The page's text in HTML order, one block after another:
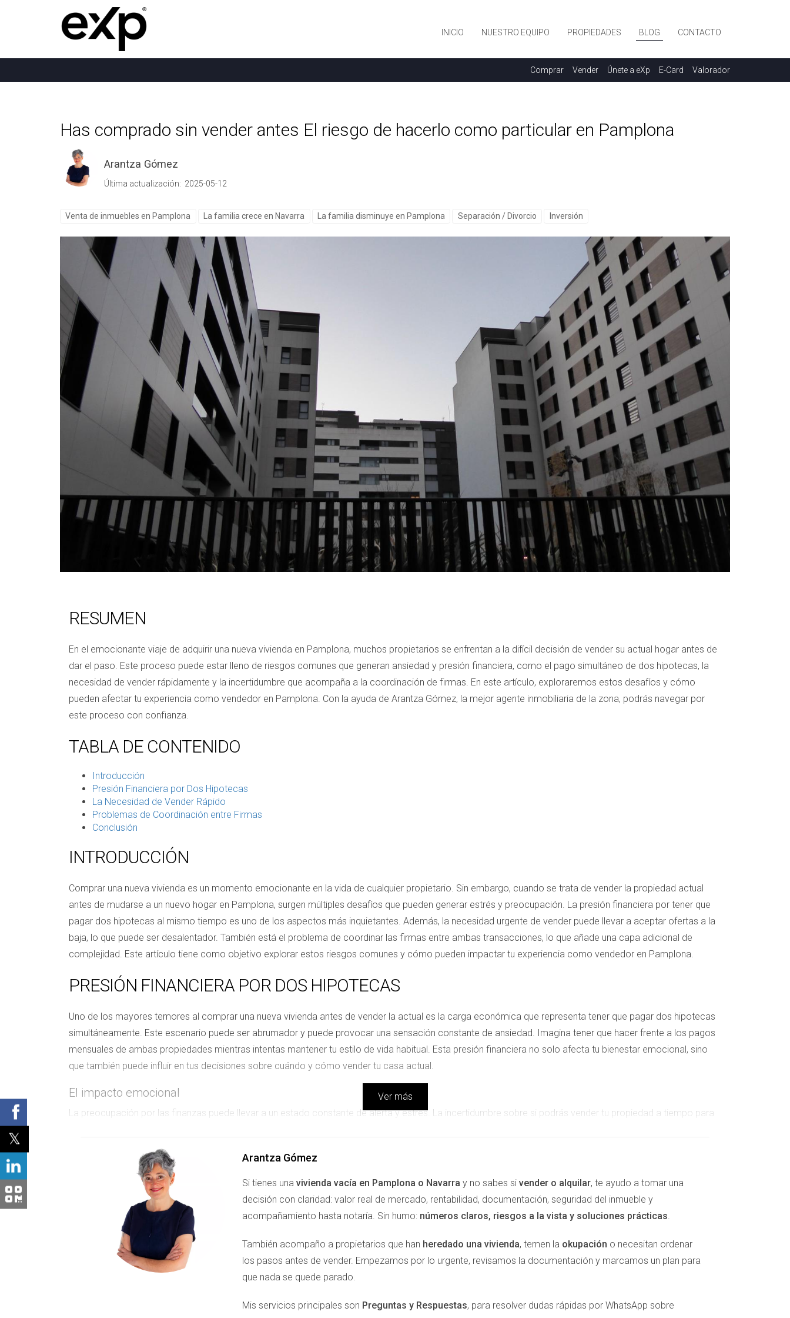
INICIO NUESTRO EQUIPO PROPIEDADES BLOG CONTACTO
Comprar Vender Únete a eXp E-Card Valorador
Has comprado sin vender antes El riesgo de hacerlo como particular en Pamplona
Arantza Gómez
Última actualización: 2025-05-12
Venta de inmuebles en Pamplona La familia crece en Navarra La familia disminuye en Pamplona Separación / Divorcio Inversión
RESUMEN
En el emocionante viaje de adquirir una nueva vivienda en Pamplona, muchos propietarios se enfrentan a la difícil decisión de vender su actual hogar antes de
dar el paso. Este proceso puede estar lleno de riesgos comunes que generan ansiedad y presión financiera, como el pago simultáneo de dos hipotecas, la
necesidad de vender rápidamente y la incertidumbre que acompaña a la coordinación de firmas. En este artículo, exploraremos estos desafíos y cómo
pueden afectar tu experiencia como vendedor en Pamplona. Con la ayuda de Arantza Gómez, la mejor agente inmobiliaria de la zona, podrás navegar por
este proceso con confianza.
TABLA DE CONTENIDO
Introducción
Presión Financiera por Dos Hipotecas
La Necesidad de Vender Rápido
Problemas de Coordinación entre Firmas
Conclusión
INTRODUCCIÓN
Comprar una nueva vivienda es un momento emocionante en la vida de cualquier propietario. Sin embargo, cuando se trata de vender la propiedad actual
antes de mudarse a un nuevo hogar en Pamplona, surgen múltiples desafíos que pueden generar estrés y preocupación. La presión financiera por tener que
pagar dos hipotecas al mismo tiempo es uno de los aspectos más inquietantes. Además, la necesidad urgente de vender puede llevar a aceptar ofertas a la
baja, lo que puede ser desalentador. También está el problema de coordinar las firmas entre ambas transacciones, lo que añade una capa adicional de
complejidad. Este artículo tiene como objetivo explorar estos riesgos comunes y cómo pueden impactar tu experiencia como vendedor en Pamplona.
PRESIÓN FINANCIERA POR DOS HIPOTECAS
Uno de los mayores temores al comprar una nueva vivienda antes de vender la actual es la carga económica que representa tener que pagar dos hipotecas
simultáneamente. Este escenario puede ser abrumador y puede provocar una sensación constante de ansiedad. Imagina tener que hacer frente a los pagos
mensuales de ambas propiedades mientras intentas mantener tu estilo de vida habitual. Esta presión financiera no solo afecta tu bienestar emocional, sino
que también puede influir en tus decisiones sobre cuándo y cómo vender tu casa actual.
El impacto emocional
La preocupación por las finanzas puede llevar a un estado constante de alerta y estrés. La incertidumbre sobre si podrás vender tu propiedad a tiempo para
como el de Pamplona, donde las decisiones deben tomarse rápidamente.
Casos prácticos
Consideremos el caso de Maite, quien compró una casa más grande para su familia antes de vender su apartamento en el centro de Pamplona. Al tener que
afrontar el pago doble durante varios meses, Maite se sintió atrapada entre su deseo por el nuevo hogar y la presión económica que esto conllevaba. Sin
embargo, con el apoyo adecuado, pudo encontrar una solución que le permitió manejar mejor sus finanzas. Otro ejemplo es el de Javier, quien decidió
aceptar una oferta inferior por su vivienda actual debido a la urgencia financiera. A pesar del alivio momentáneo que sintió al cerrar la venta rápidamente,
terminó lamentando no haber esperado por una oferta más justa.
Ver más
Arantza Gómez
Si tienes una vivienda vacía en Pamplona o Navarra y no sabes si vender o alquilar, te ayudo a tomar una
decisión con claridad: valor real de mercado, rentabilidad, documentación, seguridad del inmueble y
acompañamiento hasta notaría. Sin humo: números claros, riesgos a la vista y soluciones prácticas.
También acompaño a propietarios que han heredado una vivienda, temen la okupación o necesitan ordenar
los pasos antes de vender. Empezamos por lo urgente, revisamos la documentación y marcamos un plan para
que nada se quede parado.
Mis servicios principales son Preguntas y Respuestas, para resolver dudas rápidas por WhatsApp sobre